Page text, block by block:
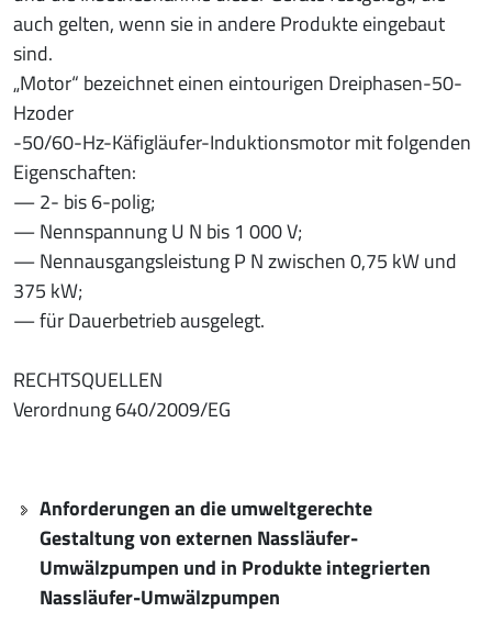
auch gelten, wenn sie in andere Produkte eingebaut
sind.
„Motor“ bezeichnet einen eintourigen Dreiphasen-50-
Hzoder
-50/60-Hz-Käfigläufer-Induktionsmotor mit folgenden
Eigenschaften:
— 2- bis 6-polig;
— Nennspannung U N bis 1 000 V;
— Nennausgangsleistung P N zwischen 0,75 kW und
375 kW;
— für Dauerbetrieb ausgelegt.
RECHTSQUELLEN
Verordnung 640/2009/EG
Anforderungen an die umweltgerechte
Gestaltung von externen Nassläufer-
Umwälzpumpen und in Produkte integrierten
Nassläufer-Umwälzpumpen